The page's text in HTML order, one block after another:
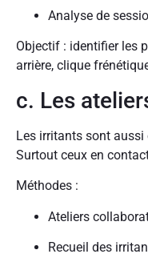
Analyse de
Objectif : identifier les
arrière, clique
c. Les
Les irritants sont
Surtout ceux en
Méthodes :
Ateliers
Recueil des